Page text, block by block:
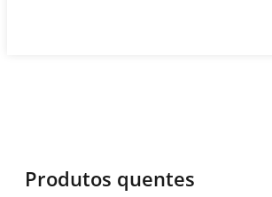
Produtos quentes